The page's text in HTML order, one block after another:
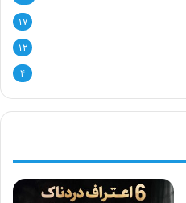
۱۷
۱۲
۴